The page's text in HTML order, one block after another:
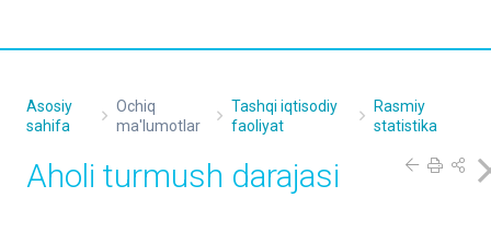
Asosiy
sahifa
Ochiq
ma'lumotlar
Tashqi iqtisodiy
faoliyat
Rasmiy
statistika
Aholi turmush darajasi